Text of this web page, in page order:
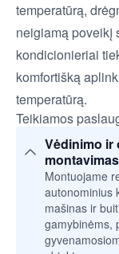
temperatūrą,
neigiamą poveikį
kondicionieriai
komfortišką
temperatūrą.
Teikiamos
Vėdinimo ir
Montuojame
autonominius
mašinas ir
gamybinėms,